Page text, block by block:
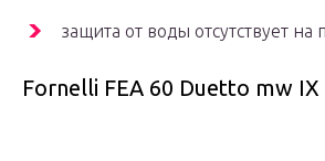
защита от воды отсутствует на
Fornelli FEA 60 Duetto mw IX